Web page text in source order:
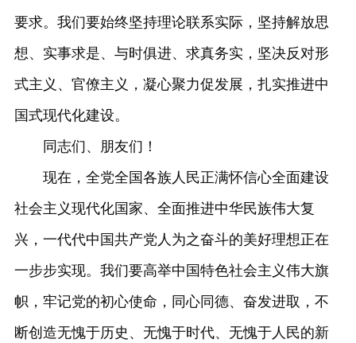
要求。我们要始终坚持理论联系实际，坚持解放思
想、实事求是、与时俱进、求真务实，坚决反对形
式主义、官僚主义，凝心聚力促发展，扎实推进中
国式现代化建设。
同志们、朋友们！
现在，全党全国各族人民正满怀信心全面建设
社会主义现代化国家、全面推进中华民族伟大复
兴，一代代中国共产党人为之奋斗的美好理想正在
一步步实现。我们要高举中国特色社会主义伟大旗
帜，牢记党的初心使命，同心同德、奋发进取，不
断创造无愧于历史、无愧于时代、无愧于人民的新